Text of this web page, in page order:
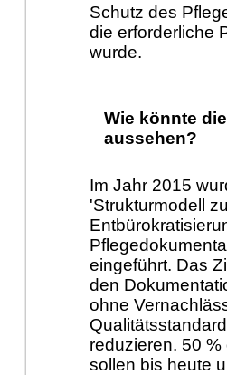
Schutz des
die erforderliche
wurde.
Wie könnte
aussehen?
Im Jahr 2015
'Strukturmodell
eingeführt. Das
den
ohne
reduzieren. 50 %
sollen bis heute